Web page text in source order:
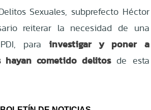
Sexuales, subprefecto Héctor
reiterar la necesidad de una
para investigar y poner a
cometido delitosde esta